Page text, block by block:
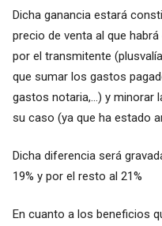
Dicha ganancia estará
precio de venta al que
por el transmitente
que sumar los gastos
gastos notaria,...) y minorar
su caso (ya que ha estado
Dicha diferencia será
19% y por el resto al 21%
En cuanto a los beneficios